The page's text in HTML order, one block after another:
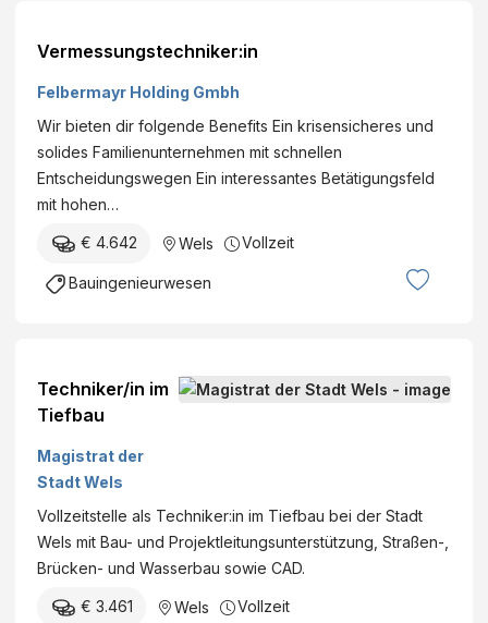
Vermessungstechniker:in
Felbermayr Holding Gmbh
Wir bieten dir folgende Benefits Ein krisensicheres und
solides Familienunternehmen mit schnellen
Entscheidungswegen Ein interessantes Betätigungsfeld
mit hohen…
€ 4.642 Wels Vollzeit
Bauingenieurwesen
Techniker/in im
Tiefbau
Magistrat der
Stadt Wels
Vollzeitstelle als Techniker:in im Tiefbau bei der Stadt
Wels mit Bau- und Projektleitungsunterstützung, Straßen-,
Brücken- und Wasserbau sowie CAD.
€ 3.461 Wels Vollzeit